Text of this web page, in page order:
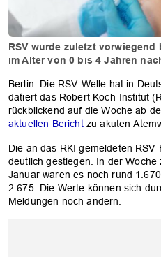
RSV wurde zuletzt
im Alter von 0 bis 4 Jahren
Berlin. Die RSV-Welle hat in
datiert das Robert Koch-Institut
rückblickend auf die Woche ab
aktuellen Berichtzu akuten
Die an das RKI gemeldeten
deutlich gestiegen. In der Woche
Januar waren es noch rund
2.675. Die Werte können sich
Meldungen noch ändern.